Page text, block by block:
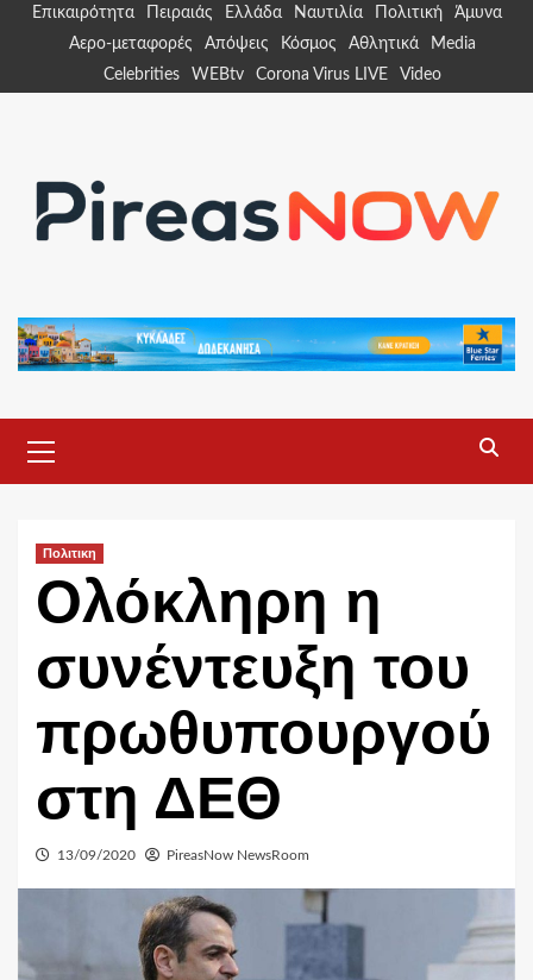
Επικαιρότητα Πειραιάς Ελλάδα Ναυτιλία Πολιτική
Άμυνα
Αερο-μεταφορές
Απόψεις Κόσμος Αθλητικά
Media
Celebrities
WEBtv Corona Virus LIVE Video
Menu
Πολιτικη
Ολόκληρη η
συνέντευξη του
πρωθυπουργού
στη ΔΕΘ
13/09/2020 PireasNow NewsRoom